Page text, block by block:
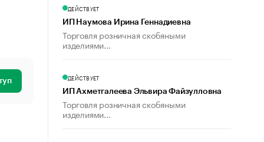
ДЕЙСТВУЕТ
ИП Наумова Ирина Геннадиевна
Торговля розничная скобяными
изделиями...
ДЕЙСТВУЕТ
ИП Ахметгалеева Эльвира Файзулловна
Торговля розничная скобяными
изделиями...